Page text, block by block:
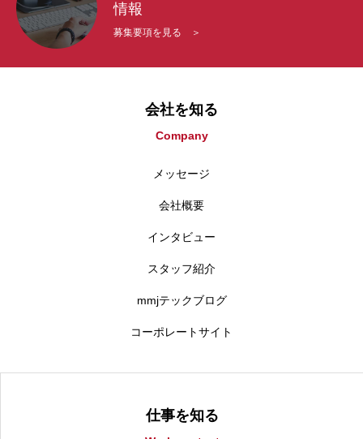
情報
募集要項を見る ＞
会社を知る
Company
メッセージ
会社概要
インタビュー
スタッフ紹介
mmjテックブログ
コーポレートサイト
仕事を知る